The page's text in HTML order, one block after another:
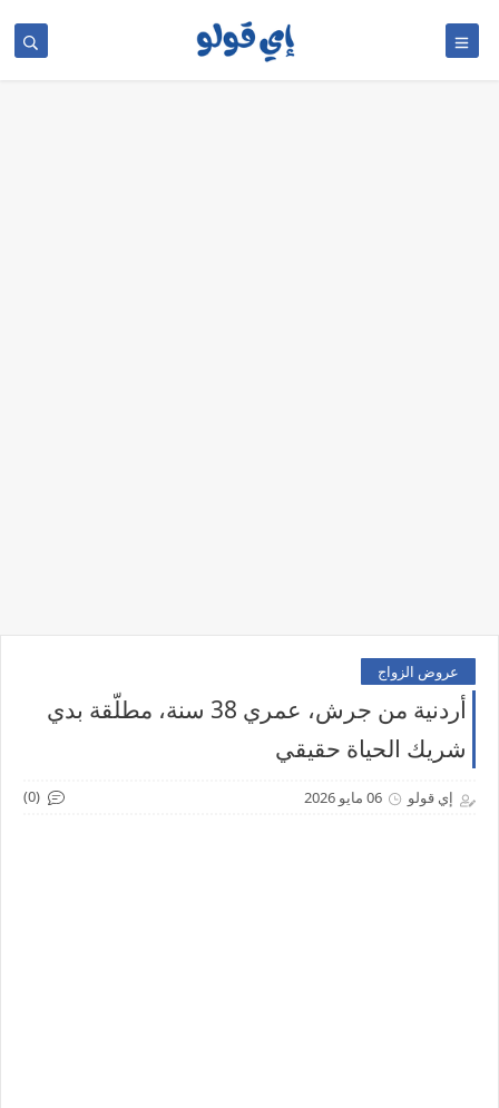
عروض الزواج
أردنية من جرش، عمري 38 سنة، مطلّقة بدي
شريك الحياة حقيقي
إي قولو 06 مايو 2026 (0)